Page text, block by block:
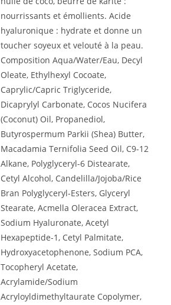
nourrissants et émollients. Acide
hyaluronique : hydrate et donne un
toucher soyeux et velouté à la peau.
Composition Aqua/Water/Eau, Decyl
Oleate, Ethylhexyl Cocoate,
Caprylic/Capric Triglyceride,
Dicaprylyl Carbonate, Cocos Nucifera
(Coconut) Oil, Propanediol,
Butyrospermum Parkii (Shea) Butter,
Macadamia Ternifolia Seed Oil, C9-12
Alkane, Polyglyceryl-6 Distearate,
Cetyl Alcohol, Candelilla/Jojoba/Rice
Bran Polyglyceryl-Esters, Glyceryl
Stearate, Acmella Oleracea Extract,
Sodium Hyaluronate, Acetyl
Hexapeptide-1, Cetyl Palmitate,
Hydroxyacetophenone, Sodium PCA,
Tocopheryl Acetate,
Acrylamide/Sodium
Acryloyldimethyltaurate Copolymer,